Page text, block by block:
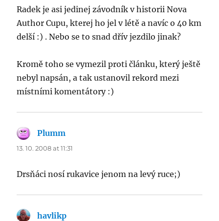
Radek je asi jedinej závodník v historii Nova
Author Cupu, kterej ho jel v létě a navíc o 40 km
delší :) . Nebo se to snad dřív jezdilo jinak?
Kromě toho se vymezil proti článku, který ještě
nebyl napsán, a tak ustanovil rekord mezi
místními komentátory :)
Plumm
13. 10. 2008 at 11:31
Drsňáci nosí rukavice jenom na levý ruce;)
havlikp